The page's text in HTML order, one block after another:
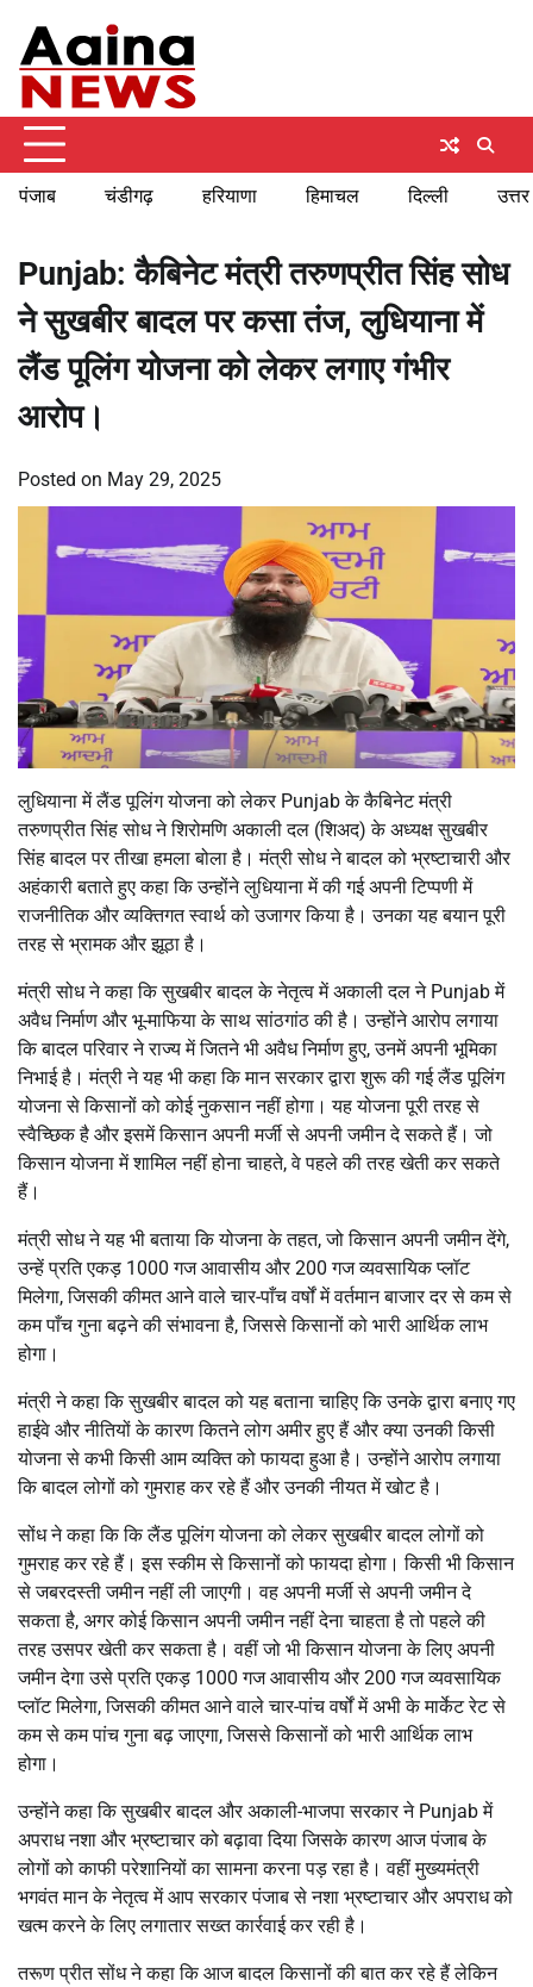
content
पंजाब चंडीगढ़ हरियाणा हिमाचल दिल्ली
Punjab: कैबिनेट मंत्री तरुणप्रीत सिंह सोध
ने सुखबीर बादल पर कसा तंज, लुधियाना में
लैंड पूलिंग योजना को लेकर लगाए गंभीर
आरोप।
Posted on May 29, 2025
लुधियाना में लैंड पूलिंग योजना को लेकर Punjab के कैबिनेट मंत्री
तरुणप्रीत सिंह सोध ने शिरोमणि अकाली दल (शिअद) के अध्यक्ष सुखबीर
सिंह बादल पर तीखा हमला बोला है। मंत्री सोध ने बादल को भ्रष्टाचारी और
अहंकारी बताते हुए कहा कि उन्होंने लुधियाना में की गई अपनी टिप्पणी में
राजनीतिक और व्यक्तिगत स्वार्थ को उजागर किया है। उनका यह बयान पूरी
तरह से भ्रामक और झूठा है।
मंत्री सोध ने कहा कि सुखबीर बादल के नेतृत्व में अकाली दल ने Punjab में
अवैध निर्माण और भू-माफिया के साथ सांठगांठ की है। उन्होंने आरोप लगाया
कि बादल परिवार ने राज्य में जितने भी अवैध निर्माण हुए, उनमें अपनी भूमिका
निभाई है। मंत्री ने यह भी कहा कि मान सरकार द्वारा शुरू की गई लैंड पूलिंग
योजना से किसानों को कोई नुकसान नहीं होगा। यह योजना पूरी तरह से
स्वैच्छिक है और इसमें किसान अपनी मर्जी से अपनी जमीन दे सकते हैं। जो
किसान योजना में शामिल नहीं होना चाहते, वे पहले की तरह खेती कर सकते
हैं।
मंत्री सोध ने यह भी बताया कि योजना के तहत, जो किसान अपनी जमीन देंगे,
उन्हें प्रति एकड़ 1000 गज आवासीय और 200 गज व्यवसायिक प्लॉट
मिलेगा, जिसकी कीमत आने वाले चार-पाँच वर्षों में वर्तमान बाजार दर से कम से
कम पाँच गुना बढ़ने की संभावना है, जिससे किसानों को भारी आर्थिक लाभ
होगा।
मंत्री ने कहा कि सुखबीर बादल को यह बताना चाहिए कि उनके द्वारा बनाए गए
हाईवे और नीतियों के कारण कितने लोग अमीर हुए हैं और क्या उनकी किसी
योजना से कभी किसी आम व्यक्ति को फायदा हुआ है। उन्होंने आरोप लगाया
कि बादल लोगों को गुमराह कर रहे हैं और उनकी नीयत में खोट है।
सोंध ने कहा कि कि लैंड पूलिंग योजना को लेकर सुखबीर बादल लोगों को
गुमराह कर रहे हैं। इस स्कीम से किसानों को फायदा होगा। किसी भी किसान
से जबरदस्ती जमीन नहीं ली जाएगी। वह अपनी मर्जी से अपनी जमीन दे
सकता है, अगर कोई किसान अपनी जमीन नहीं देना चाहता है तो पहले की
तरह उसपर खेती कर सकता है। वहीं जो भी किसान योजना के लिए अपनी
जमीन देगा उसे प्रति एकड़ 1000 गज आवासीय और 200 गज व्यवसायिक
प्लॉट मिलेगा, जिसकी कीमत आने वाले चार-पांच वर्षों में अभी के मार्केट रेट से
कम से कम पांच गुना बढ़ जाएगा, जिससे किसानों को भारी आर्थिक लाभ
होगा।
उन्होंने कहा कि सुखबीर बादल और अकाली-भाजपा सरकार ने Punjab में
अपराध नशा और भ्रष्टाचार को बढ़ावा दिया जिसके कारण आज पंजाब के
लोगों को काफी परेशानियों का सामना करना पड़ रहा है। वहीं मुख्यमंत्री
भगवंत मान के नेतृत्व में आप सरकार पंजाब से नशा भ्रष्टाचार और अपराध को
खत्म करने के लिए लगातार सख्त कार्रवाई कर रही है।
तरूण प्रीत सोंध ने कहा कि आज बादल किसानों की बात कर रहे हैं लेकिन